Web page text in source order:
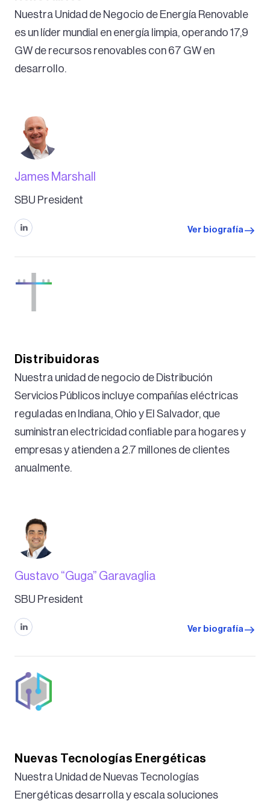
Nuestra Unidad de Negocio de Energía Renovable
es un líder mundial en energía limpia, operando 17,9
GW de recursos renovables con 67 GW en
desarrollo.
James Marshall
SBU President
Ver biografía
Distribuidoras
Nuestra unidad de negocio de Distribución
Servicios Públicos incluye compañías eléctricas
reguladas en Indiana, Ohio y El Salvador, que
suministran electricidad confiable para hogares y
empresas y atienden a 2.7 millones de clientes
anualmente.
Gustavo “Guga” Garavaglia
SBU President
Ver biografía
Nuevas Tecnologías Energéticas
Nuestra Unidad de Nuevas Tecnologías
Energéticas desarrolla y escala soluciones